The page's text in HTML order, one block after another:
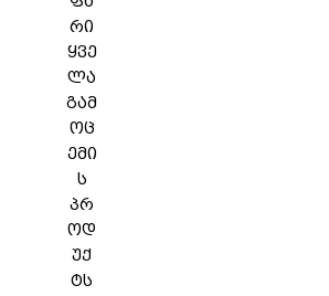
რი
ყვე
ლა
გამ
ოც
ემი
ს
პრ
ოდ
უქ
ტს